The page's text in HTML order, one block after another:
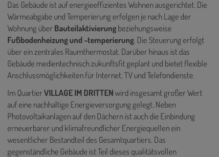
Das Gebäude ist auf energieeffizientes Wohnen ausgerichtet. Die
Wärmeabgabe und Temperierung erfolgen je nach Lage der
Wohnung überBauteilaktivierungbeziehungsweise
Fußbodenheizung und -temperierung. Die Steuerung erfolgt
über ein zentrales Raumthermostat. Darüber hinaus ist das
Gebäude medientechnisch zukunftsfit geplant und bietet flexible
Anschlussmöglichkeiten für Internet, TV und Telefondienste.
Im QuartierVILLAGE IM DRITTENwird insgesamt großer Wert
auf eine nachhaltige Energieversorgung gelegt. Neben
Photovoltaikanlagen auf den Dächern ist auch die Einbindung
erneuerbarer und klimafreundlicher Energiequellen ein
wesentlicher Bestandteil des Gesamtquartiers. Das
gegenständliche Gebäude ist Teil dieses qualitätsvollen